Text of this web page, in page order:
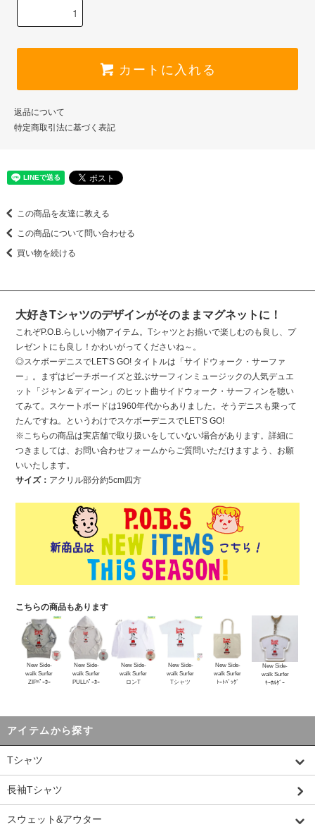
カートに入れる
返品について
特定商取引法に基づく表記
この商品を友達に教える
この商品について問い合わせる
買い物を続ける
大好きTシャツのデザインがそのままマグネットに！
これぞP.O.B.らしい小物アイテム。Tシャツとお揃いで楽しむのも良し、プ
レゼントにも良し！かわいがってくださいね～。
◎スケボーデニスでLET’S GO! タイトルは「サイドウォーク・サーファ
ー」。まずはビーチボーイズと並ぶサーフィンミュージックの人気デュエ
ット「ジャン＆ディーン」のヒット曲サイドウォーク・サーフィンを聴い
てみて。スケートボードは1960年代からありました。そうデニスも乗って
たんですね。というわけでスケボーデニスでLET’S GO!
※こちらの商品は実店舗で取り扱いをしていない場合があります。詳細に
つきましては、お問い合わせフォームからご質問いただけますよう、お願
いいたします。
サイズ： アクリル部分約5cm四方
こちらの商品もあります
New Side-
walk Surfer
ZIPﾊﾟｰｶｰ
New Side-
walk Surfer
PULLﾊﾟｰｶｰ
New Side-
walk Surfer
ロンT
New Side-
walk Surfer
Tシャツ
New Side-
walk Surfer
ﾄｰﾄﾊﾞｯｸﾞ
New Side-
walk Surfer
ｷｰﾎﾙﾀﾞｰ
アイテムから探す
Tシャツ
長袖Tシャツ
スウェット&アウター